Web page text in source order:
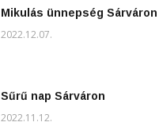
Mikulás ünnepség Sárváron
2022.12.07.
Sűrű nap Sárváron
2022.11.12.